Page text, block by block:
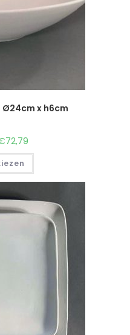
Ø24cm x h6cm
72,79